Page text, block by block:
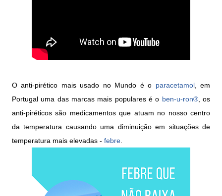
O anti-pirético mais usado no Mundo é o paracetamol, em
Portugal uma das marcas mais populares é o ben-u-ron®, os
anti-piréticos são medicamentos que atuam no nosso centro
da temperatura causando uma diminuição em situações de
temperatura mais elevadas - febre